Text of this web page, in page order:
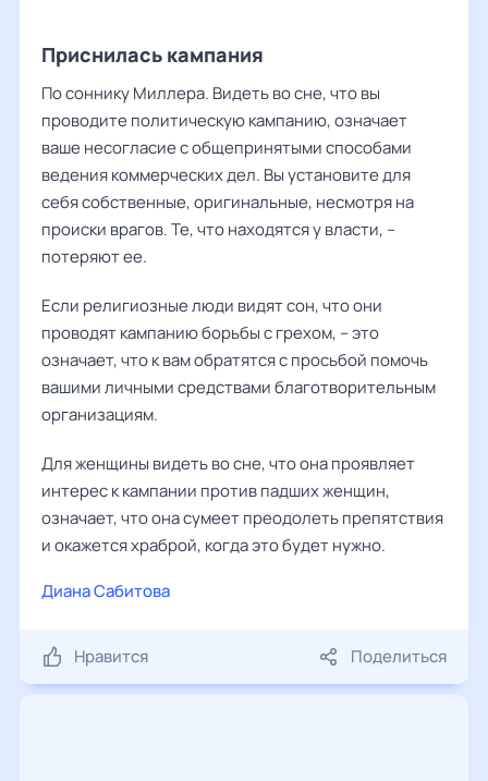
Приснилась кампания
По соннику Миллера. Видеть во сне, что вы
проводите политическую кампанию, означает
ваше несогласие с общепринятыми способами
ведения коммерческих дел. Вы установите для
себя собственные, оригинальные, несмотря на
происки врагов. Те, что находятся у власти, –
потеряют ее.
Если религиозные люди видят сон, что они
проводят кампанию борьбы с грехом, – это
означает, что к вам обратятся с просьбой помочь
вашими личными средствами благотворительным
организациям.
Для женщины видеть во сне, что она проявляет
интерес к кампании против падших женщин,
означает, что она сумеет преодолеть препятствия
и окажется храброй, когда это будет нужно.
Диана Сабитова
Нравится Поделиться